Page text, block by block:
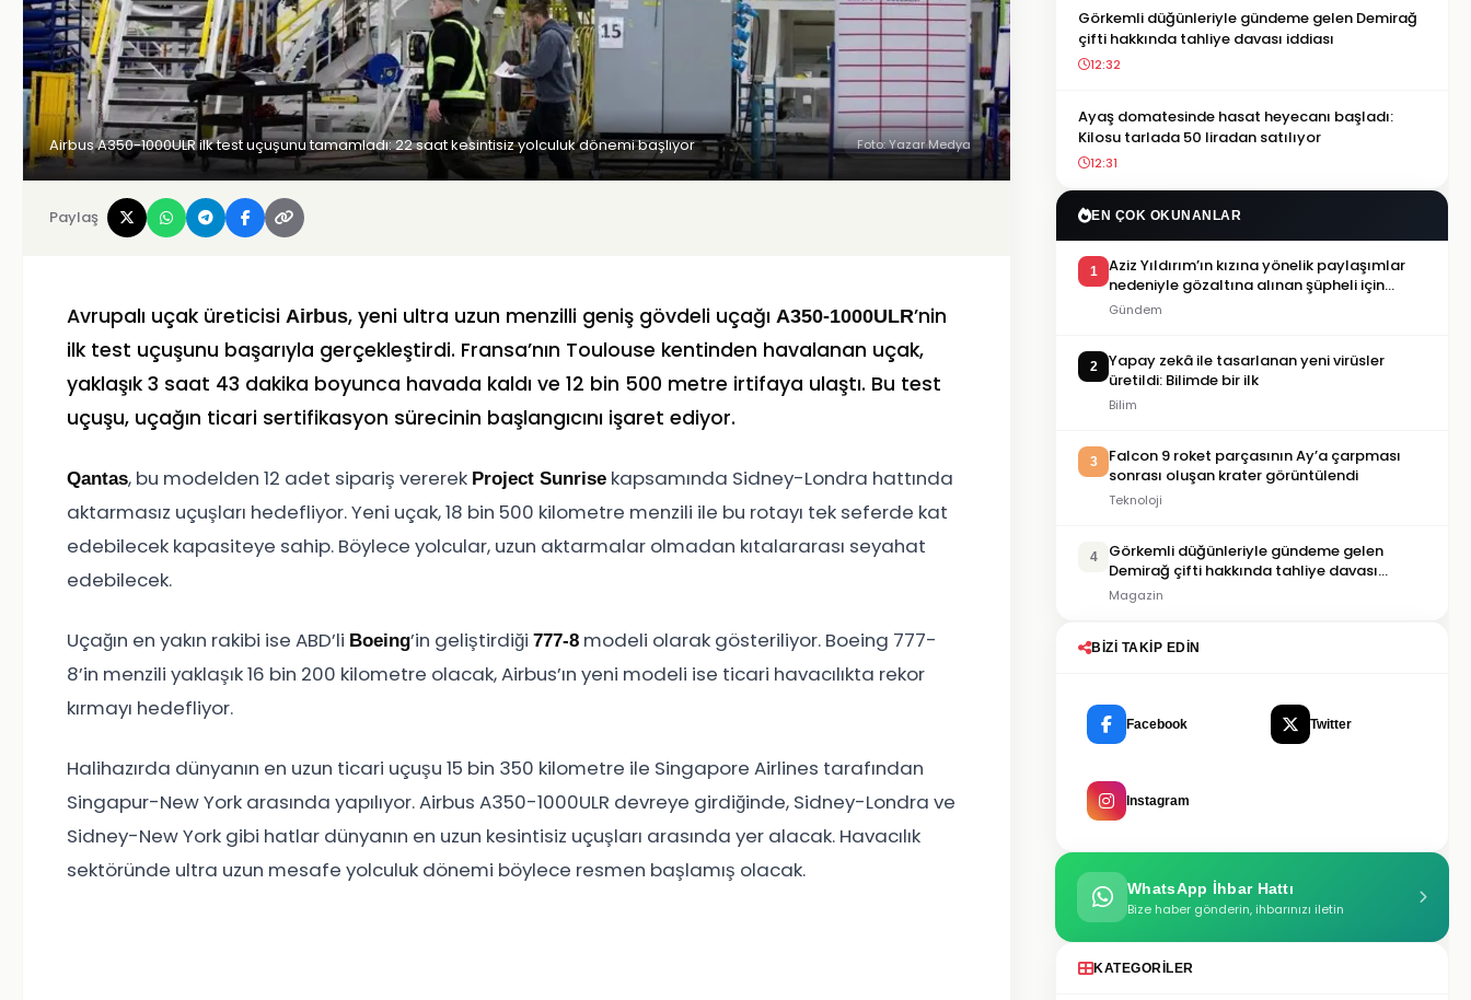
Airbus A350-1000ULR ilk test uçuşunu tamamladı: 22 saat kesintisiz yolculuk dönemi başlıyor Foto: Yazar Medya
Paylaş
Avrupalı uçak üreticisi Airbus, yeni ultra uzun menzilli geniş gövdeli uçağı A350-1000ULR’nin
ilk test uçuşunu başarıyla gerçekleştirdi. Fransa’nın Toulouse kentinden havalanan uçak,
yaklaşık 3 saat 43 dakika boyunca havada kaldı ve 12 bin 500 metre irtifaya ulaştı. Bu test
uçuşu, uçağın ticari sertifikasyon sürecinin başlangıcını işaret ediyor.
Qantas, bu modelden 12 adet sipariş vererek Project Sunrise kapsamında Sidney-Londra hattında
aktarmasız uçuşları hedefliyor. Yeni uçak, 18 bin 500 kilometre menzili ile bu rotayı tek seferde kat
edebilecek kapasiteye sahip. Böylece yolcular, uzun aktarmalar olmadan kıtalararası seyahat
edebilecek.
Uçağın en yakın rakibi ise ABD’li Boeing’in geliştirdiği 777-8 modeli olarak gösteriliyor. Boeing 777-
8’in menzili yaklaşık 16 bin 200 kilometre olacak, Airbus’ın yeni modeli ise ticari havacılıkta rekor
kırmayı hedefliyor.
Halihazırda dünyanın en uzun ticari uçuşu 15 bin 350 kilometre ile Singapore Airlines tarafından
Singapur-New York arasında yapılıyor. Airbus A350-1000ULR devreye girdiğinde, Sidney-Londra ve
Sidney-New York gibi hatlar dünyanın en uzun kesintisiz uçuşları arasında yer alacak. Havacılık
sektöründe ultra uzun mesafe yolculuk dönemi böylece resmen başlamış olacak.
Görkemli düğünleriyle gündeme gelen Demirağ
çifti hakkında tahliye davası iddiası
12:32
Ayaş domatesinde hasat heyecanı başladı:
Kilosu tarlada 50 liradan satılıyor
12:31
EN ÇOK OKUNANLAR
1
Aziz Yıldırım’ın kızına yönelik paylaşımlar
nedeniyle gözaltına alınan şüpheli için
tutuklama talebi
Gündem
2
Yapay zekâ ile tasarlanan yeni virüsler
üretildi: Bilimde bir ilk
Bilim
3
Falcon 9 roket parçasının Ay’a çarpması
sonrası oluşan krater görüntülendi
Teknoloji
4
Görkemli düğünleriyle gündeme gelen
Demirağ çifti hakkında tahliye davası
iddiası
Magazin
BIZI TAKIP EDIN
Facebook Twitter
Instagram
WhatsApp İhbar Hattı
Bize haber gönderin, ihbarınızı iletin
KATEGORILER